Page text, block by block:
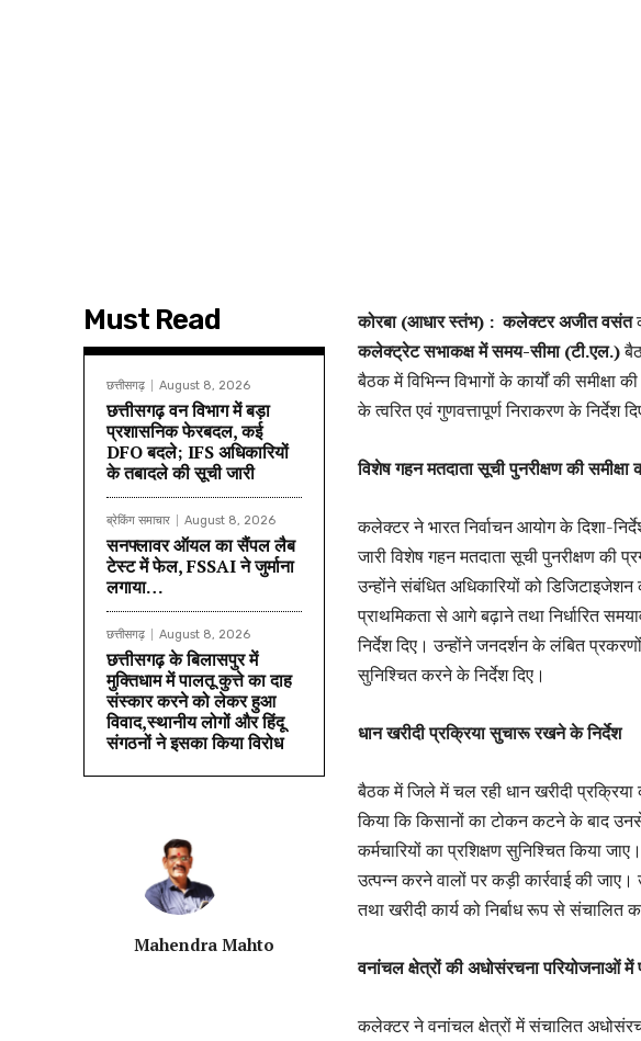
Must Read
छत्तीसगढ़ August 8, 2026
छत्तीसगढ़ वन विभाग में बड़ा
प्रशासनिक फेरबदल, कई
DFO बदले; IFS अधिकारियों
के तबादले की सूची जारी
ब्रेकिंग समाचार August 8, 2026
सनफ्लावर ऑयल का सैंपल लैब
टेस्ट में फेल, FSSAI ने जुर्माना
लगाया…
छत्तीसगढ़ August 8, 2026
छत्तीसगढ़ के बिलासपुर में
मुक्तिधाम में पालतू कुत्ते का दाह
संस्कार करने को लेकर हुआ
विवाद,स्थानीय लोगों और हिंदू
संगठनों ने इसका किया विरोध
Mahendra Mahto
कोरबा (आधार स्तंभ) : कलेक्टर अजीत वसंत
कलेक्ट्रेट सभाकक्ष में समय-सीमा (टी.एल.)
बैठक में विभिन्न विभागों के कार्यों की समीक्षा
के त्वरित एवं गुणवत्तापूर्ण निराकरण के निर्देश
विशेष गहन मतदाता सूची पुनरीक्षण की समीक्षा
कलेक्टर ने भारत निर्वाचन आयोग के दिशा-
जारी विशेष गहन मतदाता सूची पुनरीक्षण की
उन्होंने संबंधित अधिकारियों को डिजिटाइजेशन
प्राथमिकता से आगे बढ़ाने तथा निर्धारित
निर्देश दिए। उन्होंने जनदर्शन के लंबित
सुनिश्चित करने के निर्देश दिए।
धान खरीदी प्रक्रिया सुचारू रखने के निर्देश
बैठक में जिले में चल रही धान खरीदी प्रक्रिया
किया कि किसानों का टोकन कटने के बाद
कर्मचारियों का प्रशिक्षण सुनिश्चित किया
उत्पन्न करने वालों पर कड़ी कार्रवाई की
तथा खरीदी कार्य को निर्बाध रूप से संचालित
वनांचल क्षेत्रों की अधोसंरचना परियोजनाओं में
कलेक्टर ने वनांचल क्षेत्रों में संचालित